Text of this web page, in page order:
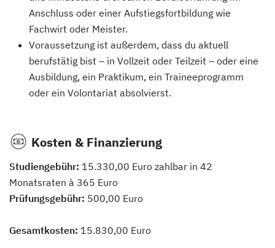
Anschluss oder einer Aufstiegsfortbildung wie
Fachwirt oder Meister.
Voraussetzung ist außerdem, dass du aktuell
berufstätig bist – in Vollzeit oder Teilzeit – oder eine
Ausbildung, ein Praktikum, ein Traineeprogramm
oder ein Volontariat absolvierst.
Kosten & Finanzierung
Studiengebühr: 15.330,00 Euro zahlbar in 42
Monatsraten à 365 Euro
Prüfungsgebühr: 500,00 Euro
Gesamtkosten: 15.830,00 Euro